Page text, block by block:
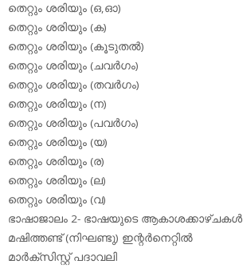
തെറ്റും ശരിയും (ഒ,ഓ)
തെറ്റും ശരിയും (ക)
തെറ്റും ശരിയും (കൂടുതല്‍)
തെറ്റും ശരിയും (ചവര്‍ഗം)
തെറ്റും ശരിയും (തവര്‍ഗം)
തെറ്റും ശരിയും (ന)
തെറ്റും ശരിയും (പവര്‍ഗം)
തെറ്റും ശരിയും (യ)
തെറ്റും ശരിയും (ര)
തെറ്റും ശരിയും (ല)
തെറ്റും ശരിയും (വ)
ഭാഷാജാലം 2- ഭാഷയുടെ ആകാശക്കാഴ്ചകള്‍
മഷിത്തണ്ട് (നിഘണ്ടു) ഇന്റര്‍നെറ്റില്‍
മാര്‍ക്‌സിസ്റ്റ് പദാവലി